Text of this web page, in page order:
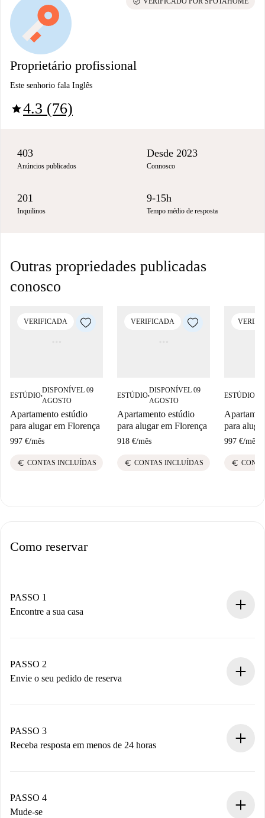
Proprietário profissional
Este senhorio fala Inglês
star4.3 (76)
403
Anúncios publicados
Desde 2023
Connosco
201
Inquilinos
9-15h
Tempo médio de resposta
Outras propriedades publicadas
conosco
VERIFICADA
ESTÚDIO■
DISPONÍVEL 09
AGOSTO
Apartamento estúdio
para alugar em Florença
997 €/mês
euro CONTAS INCLUÍDAS
VERIFICADA
ESTÚDIO■
DISPONÍVEL 09
AGOSTO
Apartamento estúdio
para alugar em Florença
918 €/mês
euro CONTAS INCLUÍDAS
ESTÚDIO
para
997 €/mês
euro
Como reservar
PASSO 1
Encontre a sua casa
Você tem todas as informações necessárias
antecipadamente.
PASSO 2
Envie o seu pedido de reserva
Não cobramos nada até que o proprietário confirme.
PASSO 3
Receba resposta em menos de 24 horas
proprietário.
Se recusada: não cobraremos nada e ofereceremos
PASSO 4
Mude-se